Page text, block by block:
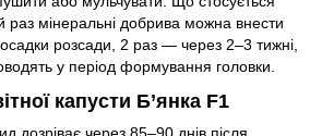
раз мінеральні добрива можна внести
розсади, 2 раз — через 2–3 тижні,
у період формування головки.
капусти Б’янка F1